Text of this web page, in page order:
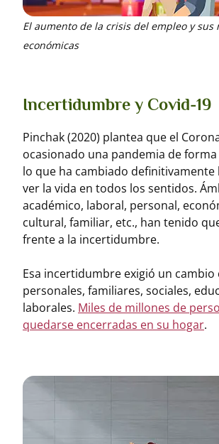
El aumento de la crisis del empleo y sus
económicas
Incertidumbre y Covid-19
Pinchak (2020) plantea que el
ocasionado una pandemia de
lo que ha cambiado definitivamente
ver la vida en todos los sentidos.
académico, laboral, personal,
cultural, familiar, etc., han tenido
frente a la incertidumbre.
Esa incertidumbre exigió un cambio
personales, familiares, sociales,
laborales. Miles de millones de
quedarse encerradas en su hogar.